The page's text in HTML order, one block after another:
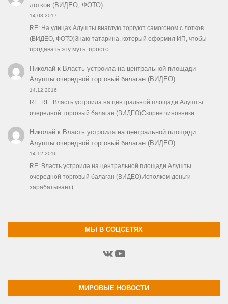
лотков (ВИДЕО, ФОТО)
14.03.2017
RE: На улицах Алушты внаглую торгуют самогоном с лотков
(ВИДЕО, ФОТО)Знаю татарина, который оформил ИП, чтобы
продавать эту муть. просто…
Николайк Власть устроила на центральной площади
Алушты очередной торговый балаган (ВИДЕО)
14.12.2016
RE: RE: Власть устроила на центральной площади Алушты
очередной торговый балаган (ВИДЕО)Скорее чиновники
Николайк Власть устроила на центральной площади
Алушты очередной торговый балаган (ВИДЕО)
14.12.2016
RE: Власть устроила на центральной площади Алушты
очередной торговый балаган (ВИДЕО)Исполком деньги
зарабатывает)
МЫ В СОЦСЕТЯХ
ВКонтакте
YouTube
МИРОВЫЕ НОВОСТИ